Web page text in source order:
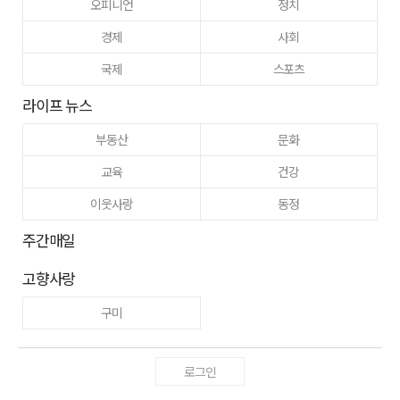
오피니언
정치
경제
사회
국제
스포츠
라이프 뉴스
부동산
문화
교육
건강
이웃사랑
동정
주간매일
고향사랑
구미
로그인